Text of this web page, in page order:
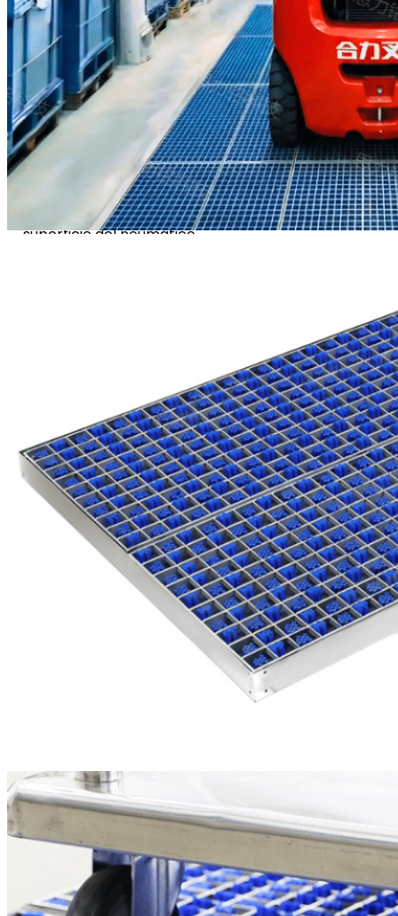
MS-WDR902
A medida que pasan las
carretillas elevadoras, los
carros y los vehículos
guiados automáticamente
(AGV), unos cepillos
diseñados
específicamente entran
en contacto con toda la
superficie del neumático
semana, sin necesidad de
suministro energético
externo.
Al retener los
contaminantes en el punto
de entrada, protege los
entornos de las salas
blancas y las naves de
producción, reduciendo
Diseño
resistente